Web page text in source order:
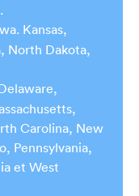
Kansas,
North Dakota,
Carolina, New
Pennsylvania,
et West